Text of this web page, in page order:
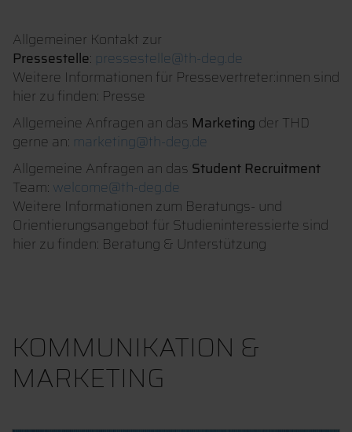
Allgemeiner Kontakt zur
Pressestelle: pressestelle@th-deg.de
Weitere Informationen für Pressevertreter:innen sind
hier zu finden: Presse
Allgemeine Anfragen an das Marketing der THD
gerne an: marketing@th-deg.de
Allgemeine Anfragen an das Student Recruitment
Team: welcome@th-deg.de
Weitere Informationen zum Beratungs- und
Orientierungsangebot für Studieninteressierte sind
hier zu finden: Beratung & Unterstützung
KOMMUNIKATION &
MARKETING